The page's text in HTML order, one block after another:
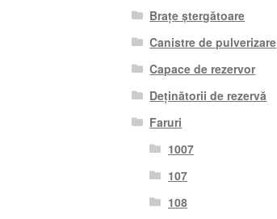
Brațe ștergătoare
Canistre de pulverizare
Capace de rezervor
Deținătorii de rezervă
Faruri
1007
107
108